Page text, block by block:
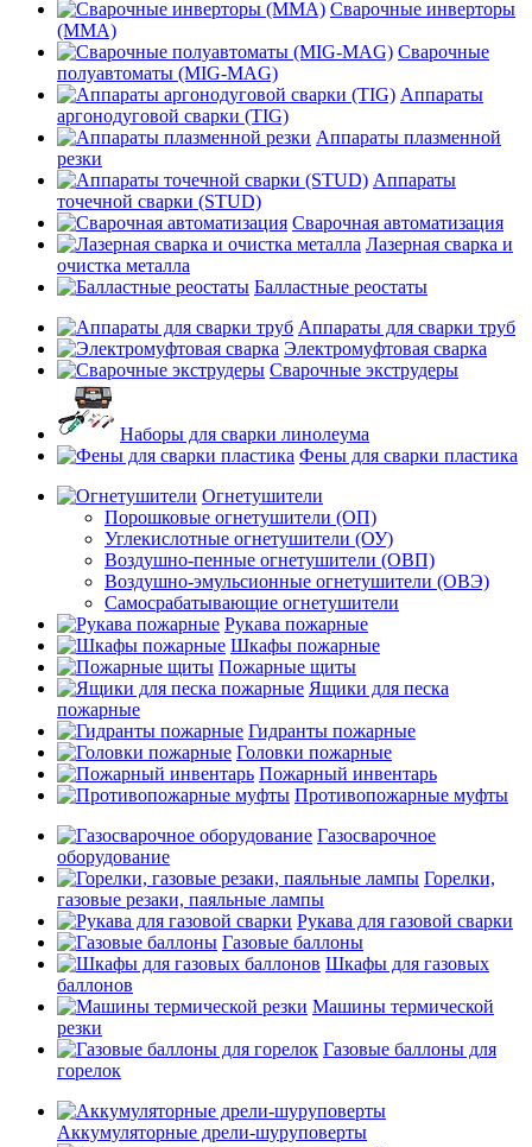
Сварочные инверторы
(MMA)
Сварочные
полуавтоматы (MIG-MAG)
Аппараты
аргонодуговой сварки (TIG)
Аппараты плазменной
резки
Аппараты
точечной сварки (STUD)
Сварочная автоматизация
Лазерная сварка и
очистка металла
Балластные реостаты
Аппараты для сварки труб
Электромуфтовая сварка
Сварочные экструдеры
Наборы для сварки линолеума
Фены для сварки пластика
Огнетушители
Порошковые огнетушители (ОП)
Углекислотные огнетушители (ОУ)
Воздушно-пенные огнетушители (ОВП)
Воздушно-эмульсионные огнетушители (ОВЭ)
Самосрабатывающие огнетушители
Рукава пожарные
Шкафы пожарные
Пожарные щиты
Ящики для песка
пожарные
Гидранты пожарные
Головки пожарные
Пожарный инвентарь
Противопожарные муфты
Газосварочное
оборудование
Горелки,
газовые резаки, паяльные лампы
Рукава для газовой сварки
Газовые баллоны
Шкафы для газовых
баллонов
Машины термической
резки
Газовые баллоны для
горелок
Аккумуляторные дрели-шуруповерты